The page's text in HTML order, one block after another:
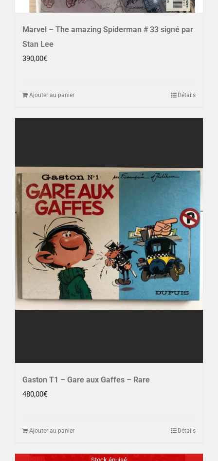
Marvel – The amazing Spiderman # 33 signé par
Stan Lee
390,00€
Ajouter au panier Détails
Gaston T1 – Gare aux Gaffes – Rare
480,00€
Ajouter au panier Détails